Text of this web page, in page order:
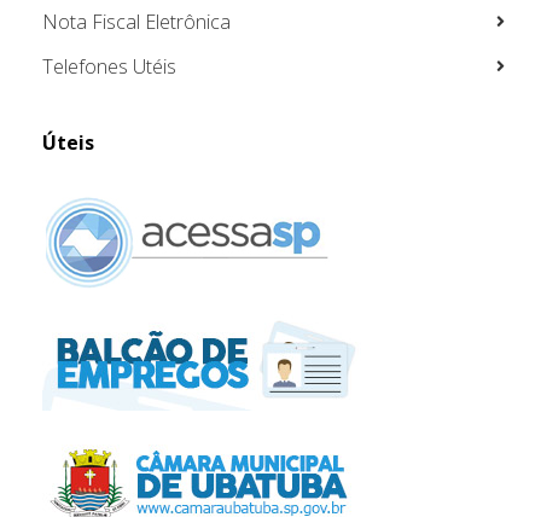
Nota Fiscal Eletrônica
Telefones Utéis
Úteis